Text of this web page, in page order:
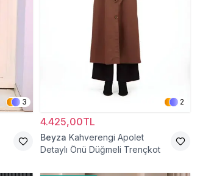
3 2
4.425,00TL
Beyza Kahverengi Apolet
Detaylı Önü Düğmeli Trençkot